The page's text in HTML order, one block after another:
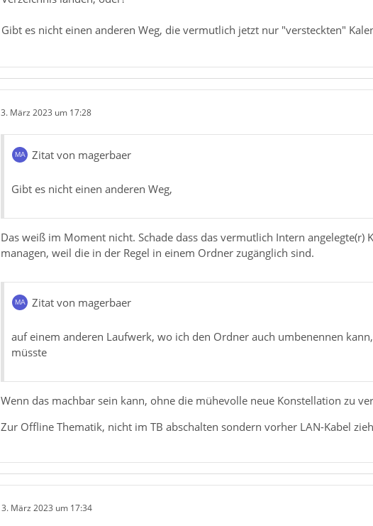
Gibt es nicht einen anderen Weg, die vermutlich jetzt nur "versteckten"
3. März 2023 um 17:28
Zitat von magerbaer
Gibt es nicht einen anderen Weg,
Das weiß im Moment nicht. Schade dass das vermutlich Intern angelegte(r)
managen, weil die in der Regel in einem Ordner zugänglich sind.
Zitat von magerbaer
auf einem anderen Laufwerk, wo ich den Ordner auch umbenennen
müsste
Wenn das machbar sein kann, ohne die mühevolle neue Konstellation zu
Zur Offline Thematik, nicht im TB abschalten sondern vorher LAN-Kabel
3. März 2023 um 17:34